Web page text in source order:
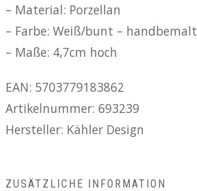
– Material: Porzellan
– Farbe: Weiß/bunt – handbemalt
– Maße: 4,7cm hoch
EAN: 5703779183862
Artikelnummer: 693239
Hersteller: Kähler Design
ZUSÄTZLICHE INFORMATION